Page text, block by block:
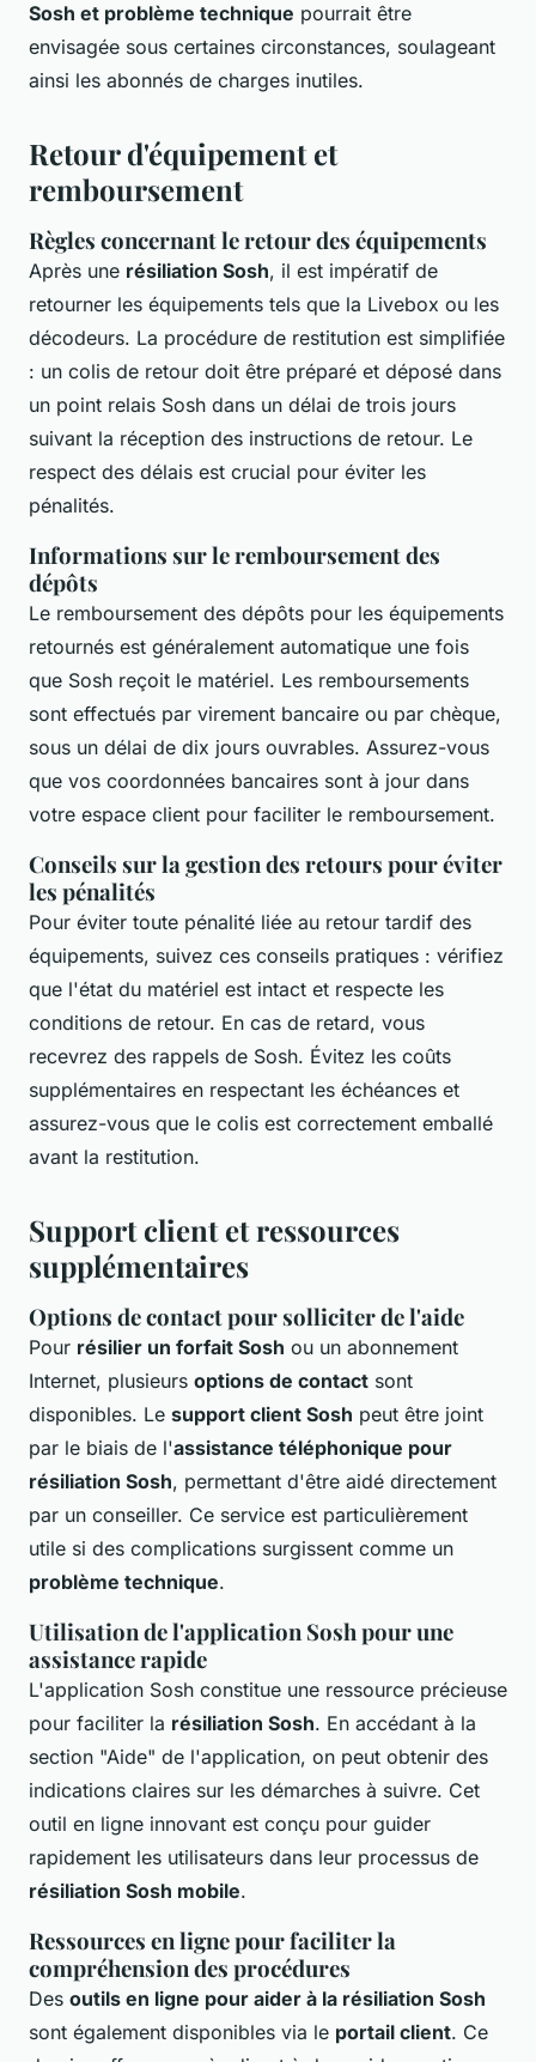
Sosh et problème technique pourrait être
envisagée sous certaines circonstances, soulageant
ainsi les abonnés de charges inutiles.
Retour d'équipement et
remboursement
Règles concernant le retour des équipements
Après une résiliation Sosh, il est impératif de
retourner les équipements tels que la Livebox ou les
décodeurs. La procédure de restitution est simplifiée
: un colis de retour doit être préparé et déposé dans
un point relais Sosh dans un délai de trois jours
suivant la réception des instructions de retour. Le
respect des délais est crucial pour éviter les
pénalités.
Informations sur le remboursement des
dépôts
Le remboursement des dépôts pour les équipements
retournés est généralement automatique une fois
que Sosh reçoit le matériel. Les remboursements
sont effectués par virement bancaire ou par chèque,
sous un délai de dix jours ouvrables. Assurez-vous
que vos coordonnées bancaires sont à jour dans
votre espace client pour faciliter le remboursement.
Conseils sur la gestion des retours pour éviter
les pénalités
Pour éviter toute pénalité liée au retour tardif des
équipements, suivez ces conseils pratiques : vérifiez
que l'état du matériel est intact et respecte les
conditions de retour. En cas de retard, vous
recevrez des rappels de Sosh. Évitez les coûts
supplémentaires en respectant les échéances et
assurez-vous que le colis est correctement emballé
avant la restitution.
Support client et ressources
supplémentaires
Options de contact pour solliciter de l'aide
Pour résilier un forfait Sosh ou un abonnement
Internet, plusieurs options de contact sont
disponibles. Le support client Sosh peut être joint
par le biais de l'assistance téléphonique pour
résiliation Sosh, permettant d'être aidé directement
par un conseiller. Ce service est particulièrement
utile si des complications surgissent comme un
problème technique.
Utilisation de l'application Sosh pour une
assistance rapide
L'application Sosh constitue une ressource précieuse
pour faciliter la résiliation Sosh. En accédant à la
section "Aide" de l'application, on peut obtenir des
indications claires sur les démarches à suivre. Cet
outil en ligne innovant est conçu pour guider
rapidement les utilisateurs dans leur processus de
résiliation Sosh mobile.
Ressources en ligne pour faciliter la
compréhension des procédures
Des outils en ligne pour aider à la résiliation Sosh
sont également disponibles via le portail client. Ce